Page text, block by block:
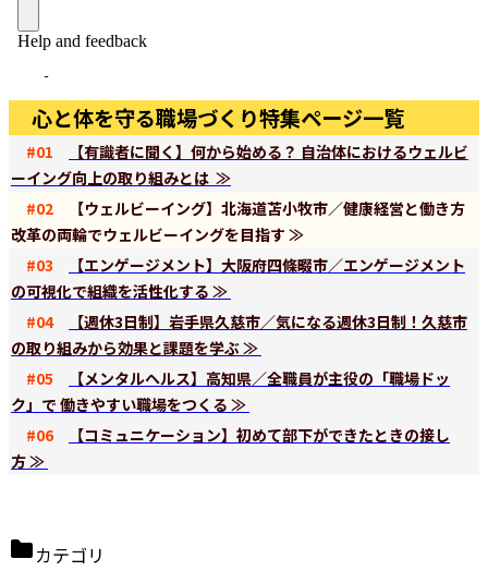
心と体を守る職場づくり特集ページ一覧
#01
【有識者に聞く】何から始める？ 自治体におけるウェルビ
ーイング向上の取り組みとは ≫
#02
【ウェルビーイング】北海道苫小牧市／健康経営と働き方
改革の両輪でウェルビーイングを目指す ≫
#03
【エンゲージメント】大阪府四條畷市／エンゲージメント
の可視化で組織を活性化する ≫
#04
【週休3日制】岩手県久慈市／気になる週休3日制！久慈市
の取り組みから効果と課題を学ぶ ≫
#05
【メンタルヘルス】高知県／全職員が主役の「職場ドッ
ク」で 働きやすい職場をつくる ≫
#06
【コミュニケーション】初めて部下ができたときの接し
方 ≫
カテゴリ